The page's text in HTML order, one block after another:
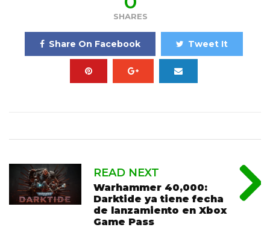
SHARES
Share On Facebook Tweet It
READ NEXT
Warhammer 40,000:
Darktide ya tiene fecha
de lanzamiento en Xbox
Game Pass